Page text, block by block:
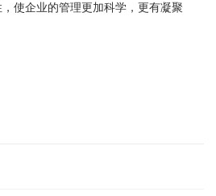
使企业的管理更加科学，更有凝聚